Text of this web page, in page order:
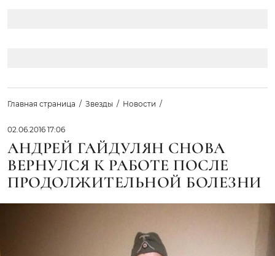
Главная страница Звезды Новости
02.06.2016 17:06
АНДРЕЙ ГАЙДУЛЯН СНОВА
ВЕРНУЛСЯ К РАБОТЕ ПОСЛЕ
ПРОДОЛЖИТЕЛЬНОЙ БОЛЕЗНИ